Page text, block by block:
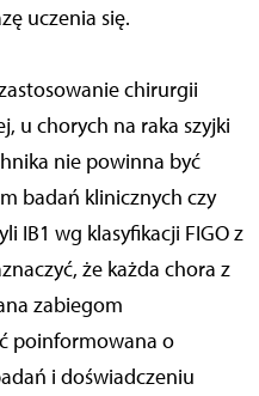
uczenia się.
chirurgii
u chorych na raka szyjki
nie powinna być
badań klinicznych czy
IB1 wg klasyfikacji FIGO z
że każda chora z
zabiegom
poinformowana o
i doświadczeniu